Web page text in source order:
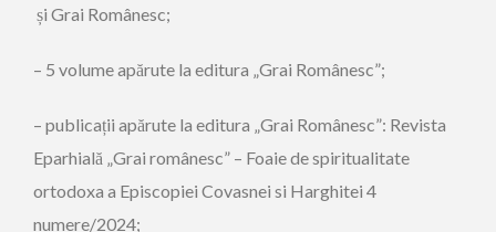
și Grai Românesc;
– 5 volume apărute la editura „Grai Românesc”;
– publicații apărute la editura „Grai Românesc”: Revista
Eparhială „Grai românesc” – Foaie de spiritualitate
ortodoxa a Episcopiei Covasnei si Harghitei 4
numere/2024;